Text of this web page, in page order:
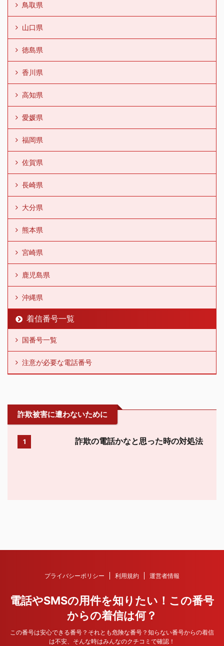
鳥取県
山口県
徳島県
香川県
高知県
愛媛県
福岡県
佐賀県
長崎県
大分県
熊本県
宮崎県
鹿児島県
沖縄県
着信番号一覧
国番号一覧
注意が必要な電話番号
詐欺被害に遭わないために
1 詐欺の電話かなと思った時の対処法
プライバシーポリシー 利用規約 運営者情報
電話やSMSの用件を知りたい！この番号
からの着信は何？
この番号は安心できる番号？それとも危険な番号？知らない番号からの着信
は不安、そんな時はみんなのクチコミで確認！